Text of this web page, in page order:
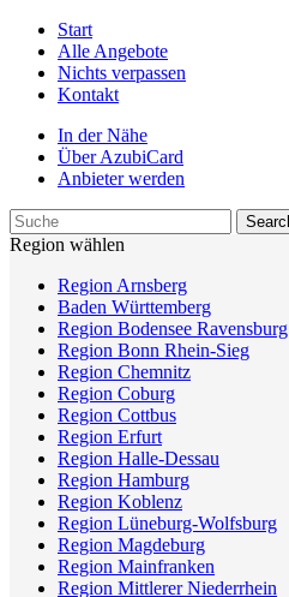
Start
Alle Angebote
Nichts verpassen
Kontakt
In der Nähe
Über AzubiCard
Anbieter werden
Region wählen
Region Arnsberg
Baden Württemberg
Region Bodensee Ravensburg
Region Bonn Rhein-Sieg
Region Chemnitz
Region Coburg
Region Cottbus
Region Erfurt
Region Halle-Dessau
Region Hamburg
Region Koblenz
Region Lüneburg-Wolfsburg
Region Magdeburg
Region Mainfranken
Region Mittlerer Niederrhein